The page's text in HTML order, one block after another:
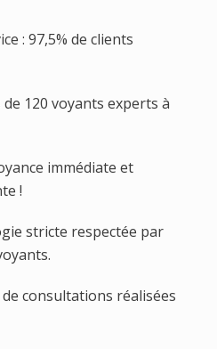
: 97,5% de clients
120 voyants experts à
immédiate et
!
stricte respectée par
consultations réalisées